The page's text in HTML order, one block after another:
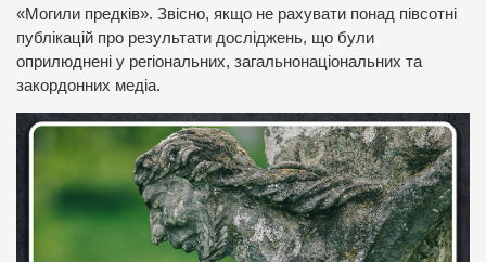
«Могили предків». Звісно, якщо не рахувати понад півсотні
публікацій про результати досліджень, що були
оприлюднені у регіональних, загальнонаціональних та
закордонних медіа.